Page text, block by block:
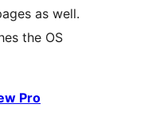
as well.
the OS
Pro